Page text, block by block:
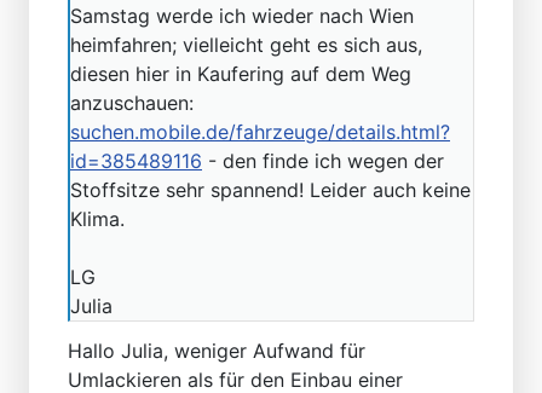
Samstag werde ich wieder nach Wien
heimfahren; vielleicht geht es sich aus,
diesen hier in Kaufering auf dem Weg
anzuschauen:
suchen.mobile.de/fahrzeuge/details.html?
id=385489116 - den finde ich wegen der
Stoffsitze sehr spannend! Leider auch keine
Klima.
LG
Julia
Hallo Julia, weniger Aufwand für
Umlackieren als für den Einbau einer